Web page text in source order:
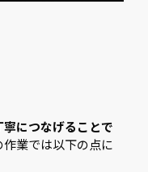
寧につなげることで
業では以下の点に